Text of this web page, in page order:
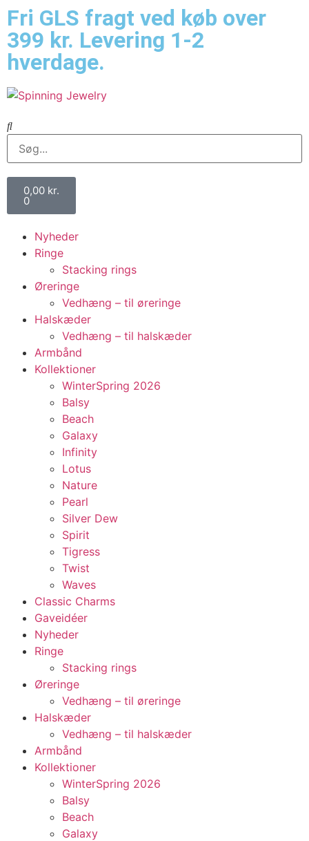
Fri GLS fragt ved køb over
399 kr. Levering 1-2
hverdage.
0,00 kr.
0
Nyheder
Ringe
Stacking rings
Øreringe
Vedhæng – til øreringe
Halskæder
Vedhæng – til halskæder
Armbånd
Kollektioner
WinterSpring 2026
Balsy
Beach
Galaxy
Infinity
Lotus
Nature
Pearl
Silver Dew
Spirit
Tigress
Twist
Waves
Classic Charms
Gaveidéer
Nyheder
Ringe
Stacking rings
Øreringe
Vedhæng – til øreringe
Halskæder
Vedhæng – til halskæder
Armbånd
Kollektioner
WinterSpring 2026
Balsy
Beach
Galaxy